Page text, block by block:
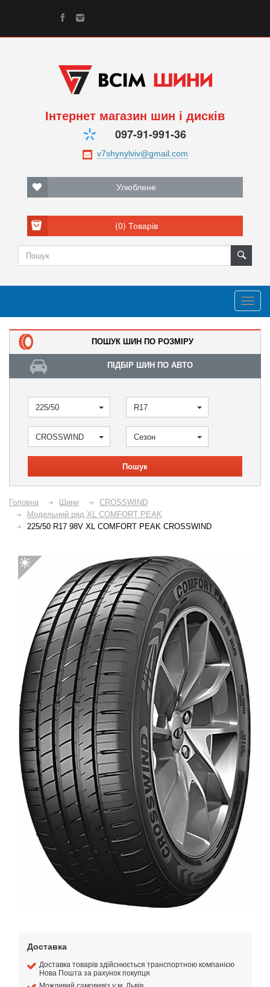
Інтернет магазин шин і дисків
097-91-991-36
Улюблене
(0) Товарів
ПОШУК ШИН ПО РОЗМІРУ
ПІДБІР ШИН ПО АВТО
225/50 R17
CROSSWIND Сезон
Пошук
Головна Шини
CROSSWIND
Модельний ряд XL COMFORT PEAK
225/50 R17 98V XL COMFORT PEAK CROSSWIND
Доставка
Доставка товарів здійснюється транспортною компанією
Нова Пошта за рахунок покупця